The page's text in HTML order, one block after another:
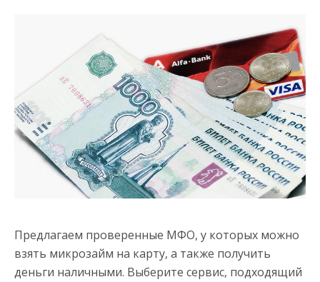
Предлагаем проверенные МФО, у которых можно
взять микрозайм на карту, а также получить
деньги наличными. Выберите сервис, подходящий